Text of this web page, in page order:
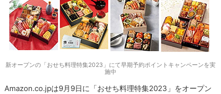
新オープンの「おせち料理特集2023」にて早期予約ポイントキャンペーンを実
施中
Amazon.co.jpは9月9日に「おせち料理特集2023」をオープン